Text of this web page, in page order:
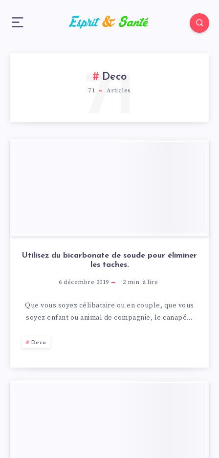
Deco
71 Articles
71
Utilisez du bicarbonate de soude pour éliminer
les taches.
6 décembre 2019 2 min. à lire
Que vous soyez célibataire ou en couple, que vous
soyez enfant ou animal de compagnie, le canapé…
Deco